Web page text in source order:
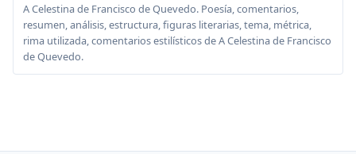
A Celestina de Francisco de Quevedo. Poesía, comentarios,
resumen, análisis, estructura, figuras literarias, tema, métrica,
rima utilizada, comentarios estilísticos de A Celestina de Francisco
de Quevedo.